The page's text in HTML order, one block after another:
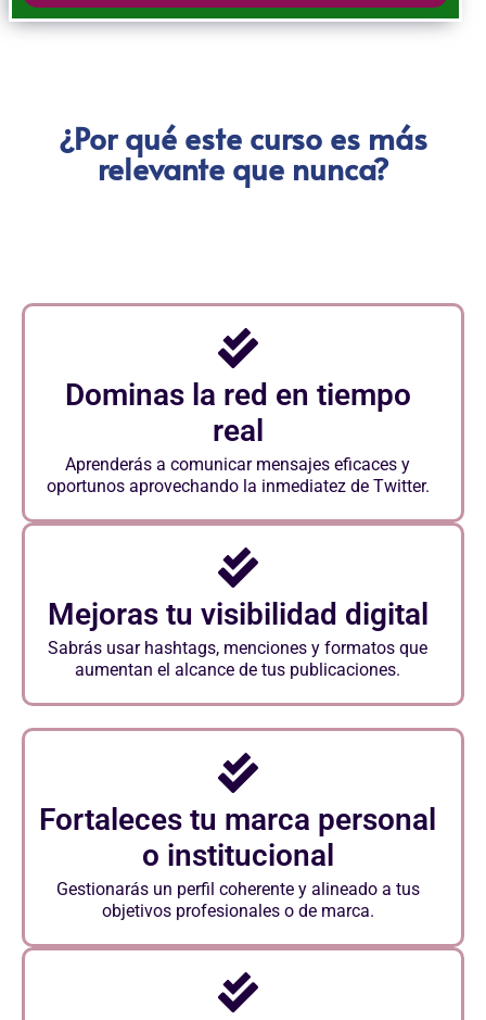
¿Por qué este curso es más
relevante que nunca?
Dominas la red en tiempo
real
Aprenderás a comunicar mensajes eficaces y
oportunos aprovechando la inmediatez de Twitter.
Mejoras tu visibilidad digital
Sabrás usar hashtags, menciones y formatos que
aumentan el alcance de tus publicaciones.
Fortaleces tu marca personal
o institucional
Gestionarás un perfil coherente y alineado a tus
objetivos profesionales o de marca.